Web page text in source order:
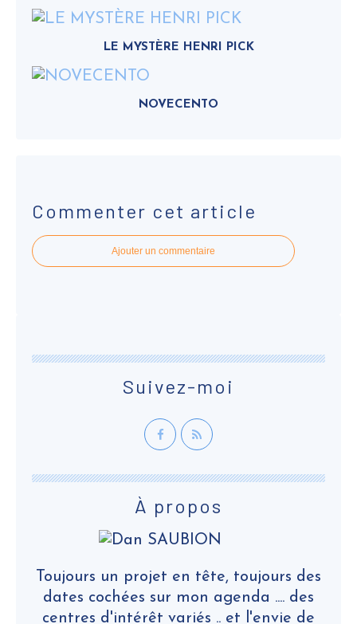
LE MYSTÈRE HENRI PICK
NOVECENTO
Commenter cet article
Ajouter un commentaire
Suivez-moi
À propos
Toujours un projet en tête, toujours des
dates cochées sur mon agenda .... des
centres d'intérêt variés .. et l'envie de